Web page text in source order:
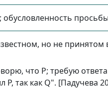
обусловленность
но не
что Р; требую
так как Q". [Падучева